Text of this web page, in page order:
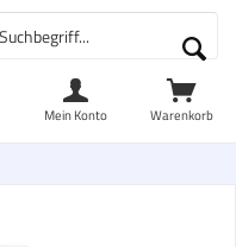
Warenkorb
Mein Konto